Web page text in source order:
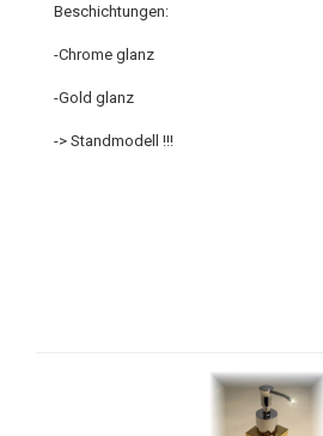
Beschichtungen:
-Chrome glanz
-Gold glanz
-> Standmodell !!!